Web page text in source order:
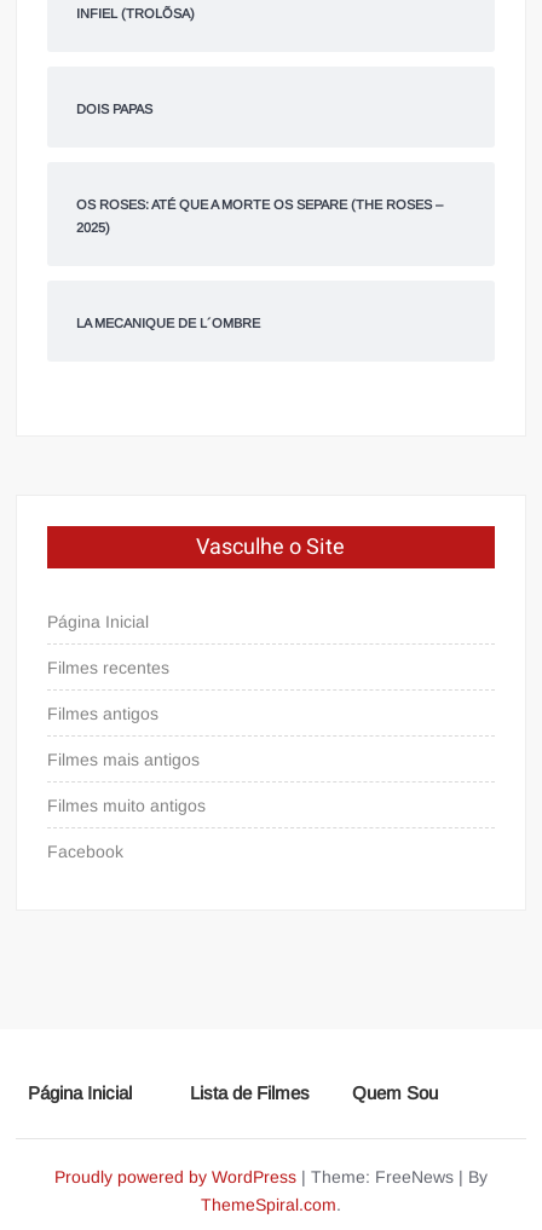
INFIEL (TROLÕSA)
DOIS PAPAS
OS ROSES: ATÉ QUE A MORTE OS SEPARE (THE ROSES –
2025)
LA MECANIQUE DE L´OMBRE
Vasculhe o Site
Página Inicial
Filmes recentes
Filmes antigos
Filmes mais antigos
Filmes muito antigos
Facebook
Página Inicial Lista de Filmes Quem Sou
Proudly powered by WordPress | Theme: FreeNews | By
ThemeSpiral.com.